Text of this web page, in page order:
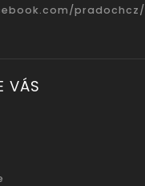
pradochcz/
VÁS